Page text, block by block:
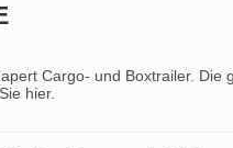
Cargo- und Boxtrailer.
hier.